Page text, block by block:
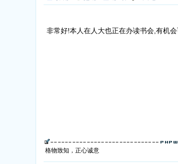
非常好!本人在人大也正在办读书会,有机
格物致知，正心诚意